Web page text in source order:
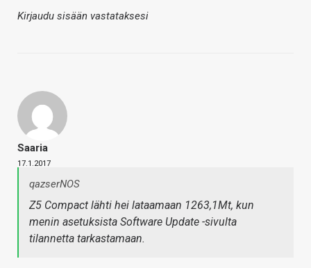
Kirjaudu sisään vastataksesi
Saaria
17.1.2017
qazserNOS
Z5 Compact lähti hei lataamaan 1263,1Mt, kun
menin asetuksista Software Update -sivulta
tilannetta tarkastamaan.